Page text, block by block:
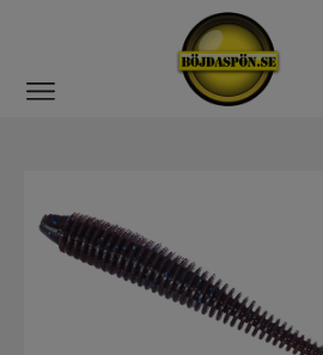
Abborrfemman
Interfiske